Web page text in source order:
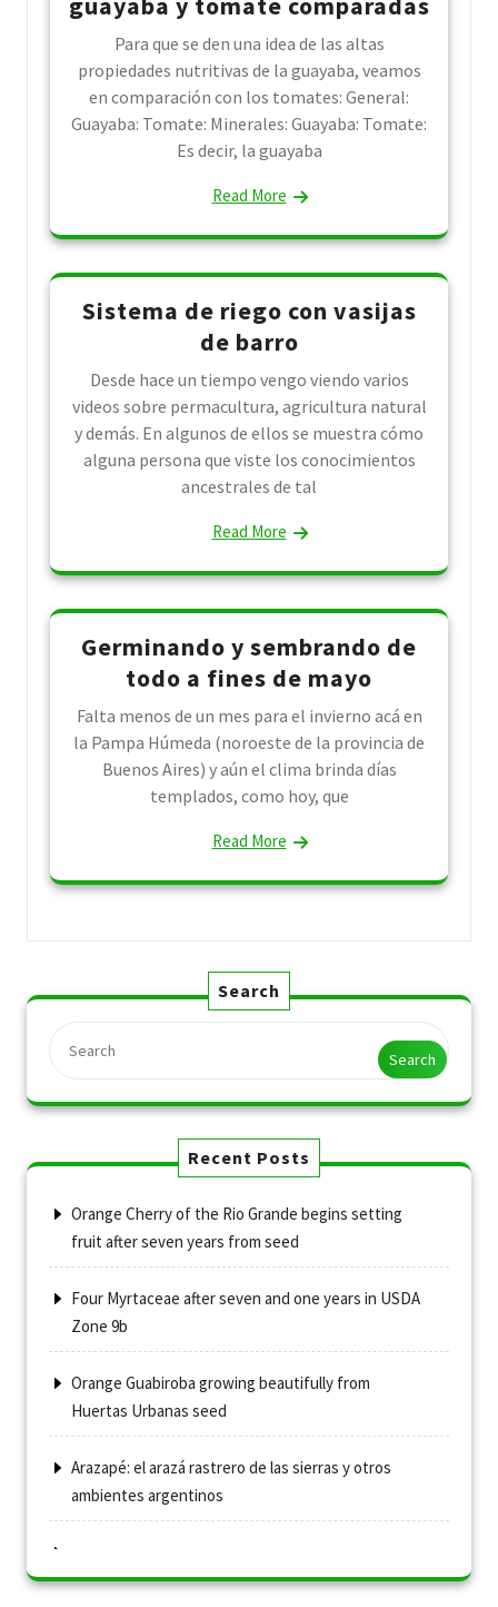
Para que se den una idea de las altas
propiedades nutritivas de la guayaba, veamos
en comparación con los tomates: General:
Guayaba: Tomate: Minerales: Guayaba: Tomate:
Es decir, la guayaba
Read More
Sistema de riego con vasijas
de barro
Desde hace un tiempo vengo viendo varios
videos sobre permacultura, agricultura natural
y demás. En algunos de ellos se muestra cómo
alguna persona que viste los conocimientos
ancestrales de tal
Read More
Germinando y sembrando de
todo a fines de mayo
Falta menos de un mes para el invierno acá en
la Pampa Húmeda (noroeste de la provincia de
Buenos Aires) y aún el clima brinda días
templados, como hoy, que
Read More
Search
Search
Recent Posts
Orange Cherry of the Rio Grande begins setting
fruit after seven years from seed
Four Myrtaceae after seven and one years in USDA
Zone 9b
Orange Guabiroba growing beautifully from
Huertas Urbanas seed
Arazapé: el arazá rastrero de las sierras y otros
ambientes argentinos